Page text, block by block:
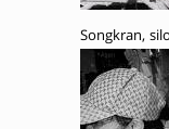
Songkran,